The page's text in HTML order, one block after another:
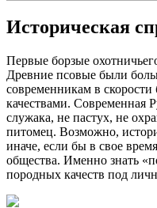
Историческая
Первые борзые
Древние псовые были
современникам в
качествами. Современная
служака, не пастух, не
питомец. Возможно,
иначе, если бы в свое
общества. Именно знать
породных качеств под